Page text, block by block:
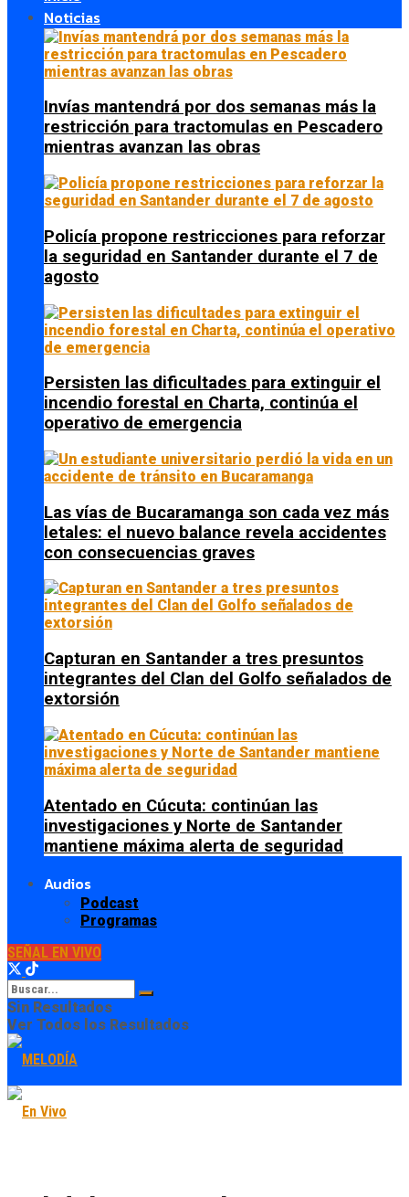
Noticias
Invías mantendrá por dos semanas más la
restricción para tractomulas en Pescadero
mientras avanzan las obras
Policía propone restricciones para reforzar
la seguridad en Santander durante el 7 de
agosto
Persisten las dificultades para extinguir el
incendio forestal en Charta, continúa el
operativo de emergencia
Las vías de Bucaramanga son cada vez más
letales: el nuevo balance revela accidentes
con consecuencias graves
Capturan en Santander a tres presuntos
integrantes del Clan del Golfo señalados de
extorsión
Atentado en Cúcuta: continúan las
investigaciones y Norte de Santander
mantiene máxima alerta de seguridad
Audios
Podcast
Programas
SEÑAL EN VIVO
Sin Resultados
Ver Todos los Resultados